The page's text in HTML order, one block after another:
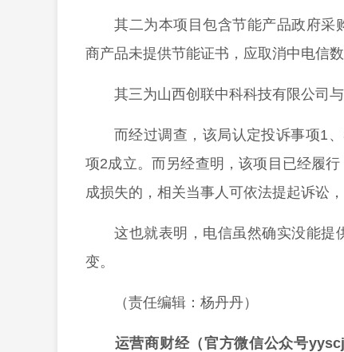
其二为本项目包含节能产品政府采
商产品未提供节能证书，应取消中电信
其三为山西创联中科科技有限公司
而经过调查，该局认定投诉事项1
项2成立。而另经查明，该项目已经履
成损失的，相关当事人可依法提起诉讼
这也就表明，电信虽然确实没能提
变。
（责任编辑：杨丹丹）
运营商财经（官方微信公众号